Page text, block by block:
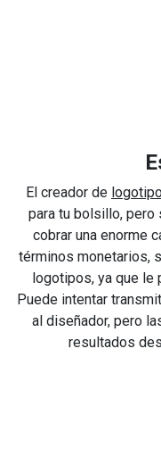
El creador de
para tu bolsillo, pero
cobrar una enorme
términos monetarios,
logotipos, ya que le
Puede intentar
al diseñador, pero
resultados